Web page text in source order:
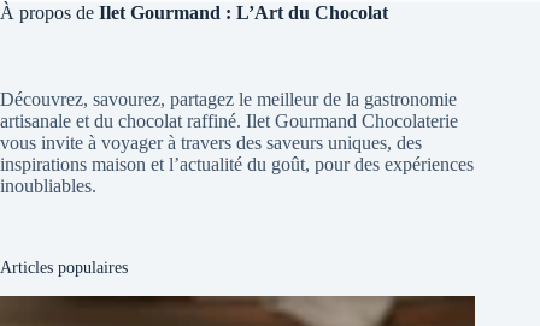
À propos de Ilet Gourmand : L’Art du Chocolat
Découvrez, savourez, partagez le meilleur de la gastronomie
artisanale et du chocolat raffiné. Ilet Gourmand Chocolaterie
vous invite à voyager à travers des saveurs uniques, des
inspirations maison et l’actualité du goût, pour des expériences
inoubliables.
Articles populaires